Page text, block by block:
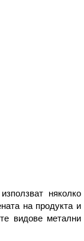
няколко
на продукта и
видове метални